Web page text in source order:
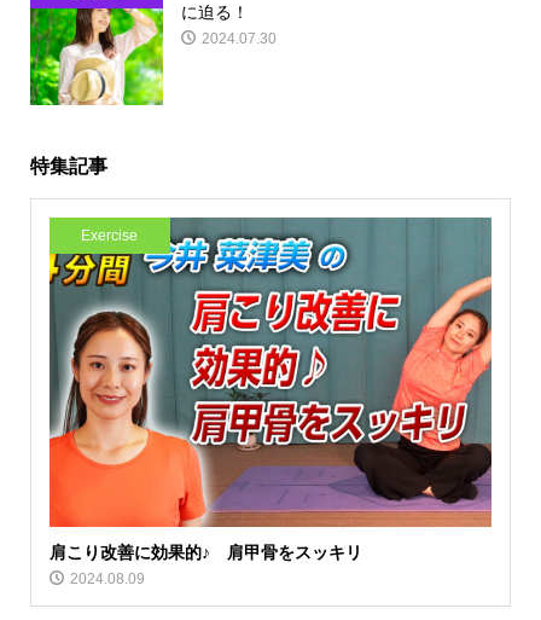
に迫る！
2024.07.30
特集記事
Exercise
肩こり改善に効果的♪ 肩甲骨をスッキリ
2024.08.09